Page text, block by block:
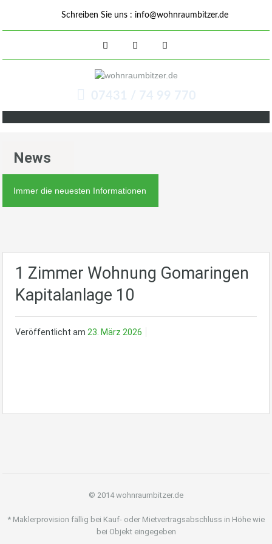
Schreiben Sie uns : info@wohnraumbitzer.de
07431 / 74 99 770
News
Immer die neuesten Informationen
1 Zimmer Wohnung Gomaringen
Kapitalanlage 10
Veröffentlicht am 23. März 2026
© 2014 wohnraumbitzer.de
* Maklerprovision fällig bei Kauf- oder Mietvertragsabschluss in Höhe wie
bei Objekt eingegeben